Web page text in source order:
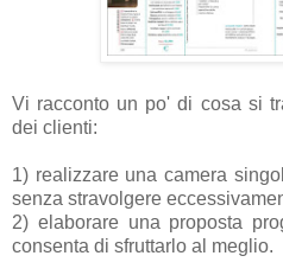
Vi racconto un po' di cosa si
dei clienti:
1) realizzare una camera
senza stravolgere
2) elaborare una proposta
consenta di sfruttarlo al meglio.